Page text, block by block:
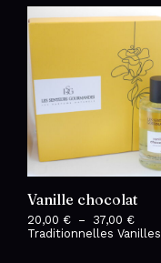
Vanille chocolat
20,00 € – 37,00 €
de
Traditionnelles Vanilles